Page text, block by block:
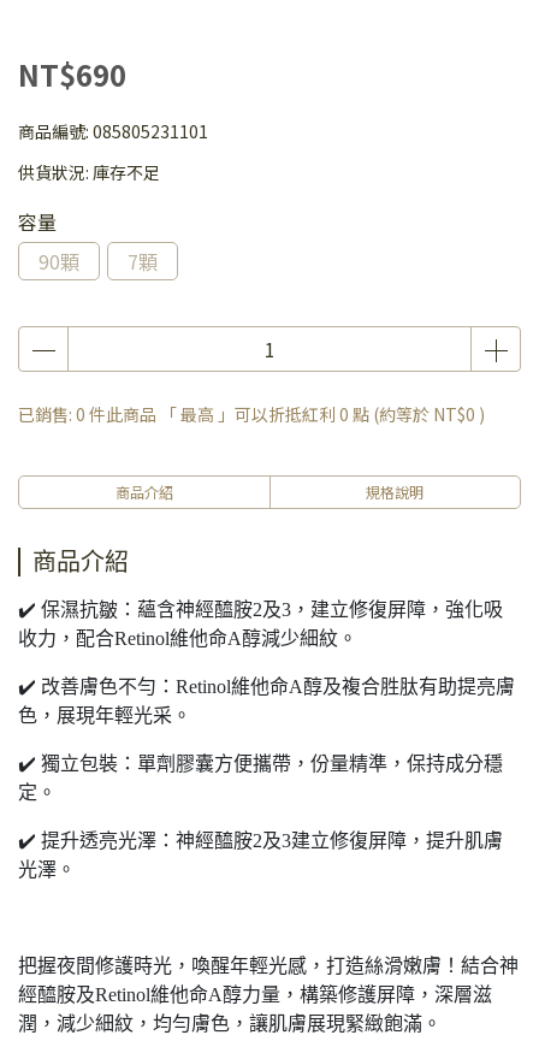
NT$690
商品編號: 085805231101
供貨狀況: 庫存不足
容量
90顆
7顆
已銷售: 0 件此商品 「 最高 」可以折抵紅利 0 點 (約等於 NT$0 )
商品介紹 規格說明
商品介紹
✔️ 保濕抗皺：蘊含神經醯胺2及3，建立修復屏障，強化吸
收力，配合Retinol維他命A醇減少細紋。
✔️ 改善膚色不勻：Retinol維他命A醇及複合胜肽有助提亮膚
色，展現年輕光采。
✔️ 獨立包裝：單劑膠囊方便攜帶，份量精準，保持成分穩
定。
✔️ 提升透亮光澤：神經醯胺2及3建立修復屏障，提升肌膚
光澤。
把握夜間修護時光，喚醒年輕光感，打造絲滑嫩膚！結合神
經醯胺及Retinol維他命A醇力量，構築修護屏障，深層滋
潤，減少細紋，均勻膚色，讓肌膚展現緊緻飽滿。